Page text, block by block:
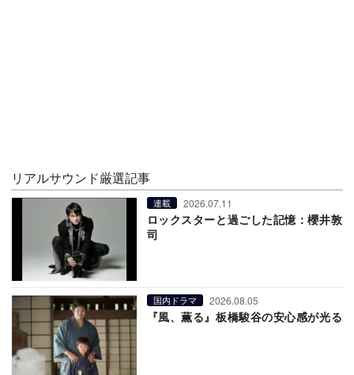
リアルサウンド厳選記事
連載 2026.07.11
ロックスターと過ごした記憶：櫻井敦
司
国内ドラマ 2026.08.05
『風、薫る』板橋駿谷の安心感が光る